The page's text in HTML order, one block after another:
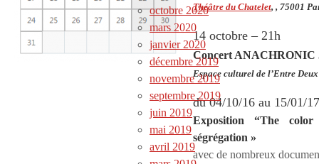
Théâtre du Chatelet, , 75001
14 octobre – 21h
Concert
Espace culturel de l’Entre
du 04/10/16 au 15/01/17
Exposition “The
ségrégation »
avec de nombreux
octobre 2020
mars 2020
janvier 2020
décembre 2019
novembre 2019
septembre 2019
juin 2019
mai 2019
avril 2019